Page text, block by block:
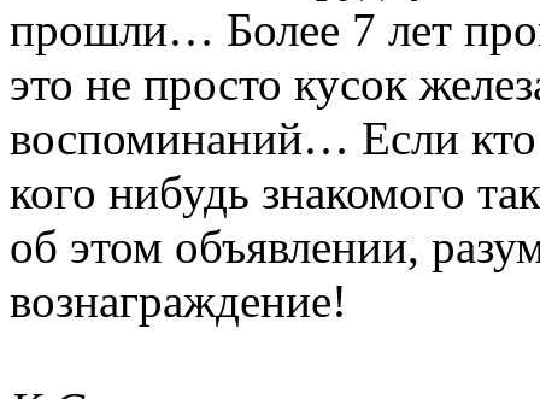
прошли… Более 7 лет
это не просто кусок
воспоминаний… Если
кого нибудь знакомого
об этом объявлении,
вознаграждение!